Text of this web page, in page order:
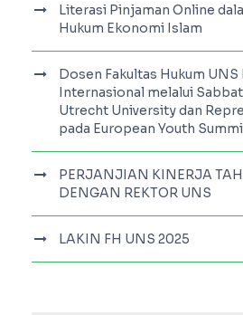
Literasi Pinjaman Online
Hukum Ekonomi Islam
Dosen Fakultas Hukum
Internasional melalui
Utrecht University dan
pada European Youth
PERJANJIAN KINERJA
DENGAN REKTOR UNS
LAKIN FH UNS 2025